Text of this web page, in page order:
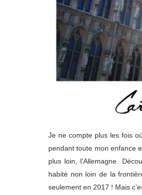
Je ne compte plus les fois
pendant toute mon enfance
plus loin, l'Allemagne.
habité non loin de la
seulement en 2017 ! Mais